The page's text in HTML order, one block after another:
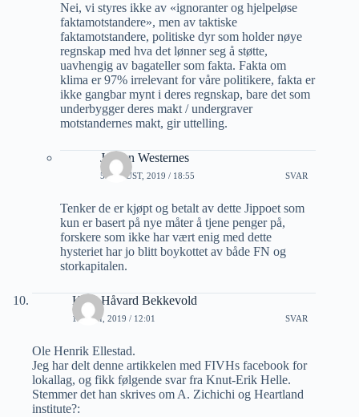
Nei, vi styres ikke av «ignoranter og hjelpeløse
faktamotstandere», men av taktiske
faktamotstandere, politiske dyr som holder nøye
regnskap med hva det lønner seg å støtte,
uavhengig av bagateller som fakta. Fakta om
klima er 97% irrelevant for våre politikere, fakta er
ikke gangbar mynt i deres regnskap, bare det som
underbygger deres makt / undergraver
motstandernes makt, gir uttelling.
Jorunn Westernes
5 AUGUST, 2019 / 18:55 SVAR
Tenker de er kjøpt og betalt av dette Jippoet som
kun er basert på nye måter å tjene penger på,
forskere som ikke har vært enig med dette
hysteriet har jo blitt boykottet av både FN og
storkapitalen.
Knut Håvard Bekkevold
15 JULI, 2019 / 12:01 SVAR
Ole Henrik Ellestad.
Jeg har delt denne artikkelen med FIVHs facebook for
lokallag, og fikk følgende svar fra Knut-Erik Helle.
Stemmer det han skrives om A. Zichichi og Heartland
institute?: